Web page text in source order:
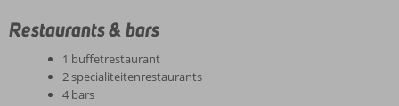
Restaurants & bars
1 buffetrestaurant
2 specialiteitenrestaurants
4 bars